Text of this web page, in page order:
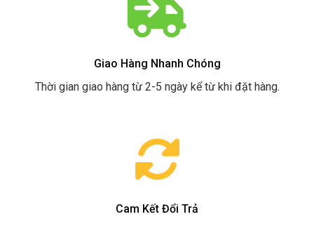
Giao Hàng Nhanh Chóng
Thời gian giao hàng từ 2-5 ngày kể từ khi đặt hàng.
Cam Kết Đổi Trả